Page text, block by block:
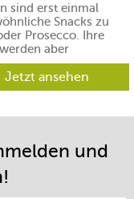
sind erst einmal
Snacks zu
Prosecco. Ihre
aber
sein.
Jetzt ansehen
und